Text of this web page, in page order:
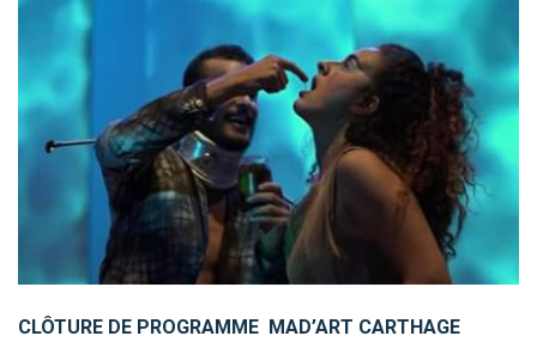
CLÔTURE DE PROGRAMME MAD’ART CARTHAGE